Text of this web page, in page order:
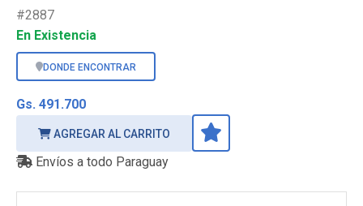
#2887
En Existencia
DONDE ENCONTRAR
Gs. 491.700
AGREGAR AL CARRITO
Envíos a todo Paraguay